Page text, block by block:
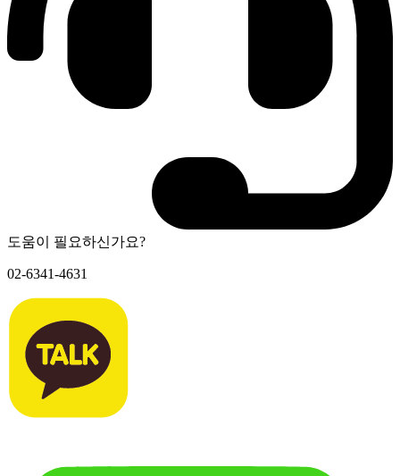
도움이 필요하신가요?
02-6341-4631